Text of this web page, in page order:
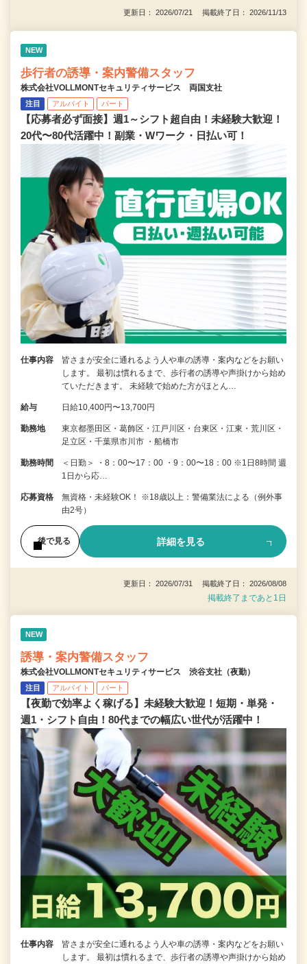
更新日： 2026/07/21 掲載終了日： 2026/11/13
NEW
歩行者の誘導・案内警備スタッフ
株式会社VOLLMONTセキュリティサービス 両国支社
注目 アルバイト パート
【応募者必ず面接】週1～シフト超自由！未経験大歓迎！
20代〜80代活躍中！副業・Wワーク・日払い可！
仕事内容
皆さまが安全に通れるよう人や車の誘導・案内などをお願い
します。 最初は慣れるまで、歩行者の誘導や声掛けから始め
ていただきます。 未経験で始めた方がほとん…
給与 日給10,400円〜13,700円
勤務地
東京都墨田区・葛飾区・江戸川区・台東区・江東・荒川区・
足立区・千葉県市川市 ・船橋市
勤務時間
＜日勤＞ ・8：00〜17：00 ・9：00〜18：00 ※1日8時間 週
1日から応…
応募資格
無資格・未経験OK！ ※18歳以上：警備業法による（例外事
由2号）
後で見る 詳細を見る
更新日： 2026/07/31 掲載終了日： 2026/08/08
掲載終了まであと1日
NEW
誘導・案内警備スタッフ
株式会社VOLLMONTセキュリティサービス 渋谷支社（夜勤）
注目 アルバイト パート
【夜勤で効率よく稼げる】未経験大歓迎！短期・単発・
週1・シフト自由！80代までの幅広い世代が活躍中！
仕事内容
皆さまが安全に通れるよう人や車の誘導・案内などをお願い
します。 最初は慣れるまで、歩行者の誘導や声掛けから始め